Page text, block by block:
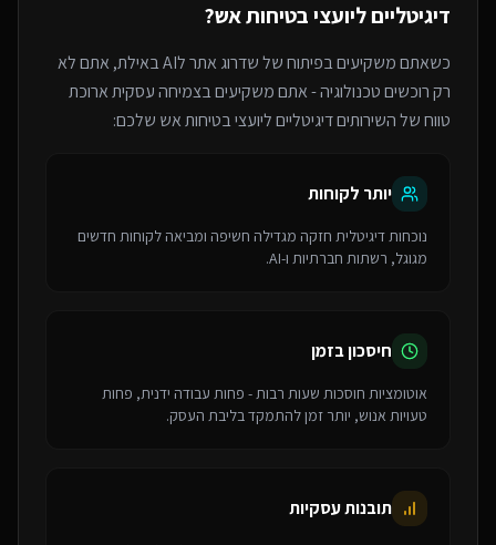
דיגיטליים ליועצי בטיחות אש?
כשאתם משקיעים בפיתוח שלשדרוג אתר לAI באילת, אתם לא
רק רוכשים טכנולוגיה - אתם משקיעים בצמיחה עסקית ארוכת
טווח של השירותים דיגיטליים ליועצי בטיחות אש שלכם:
יותר לקוחות
נוכחות דיגיטלית חזקה מגדילה חשיפה ומביאה לקוחות חדשים
מגוגל, רשתות חברתיות ו-AI.
חיסכון בזמן
אוטומציות חוסכות שעות רבות - פחות עבודה ידנית, פחות
טעויות אנוש, יותר זמן להתמקד בליבת העסק.
תובנות עסקיות